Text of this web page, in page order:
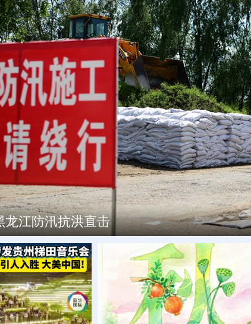
君子偕伙伴同行
哈伊高铁启动运行试验
龙江防汛抗洪直击
座抗17级台风高技术难度浮式风电平台投